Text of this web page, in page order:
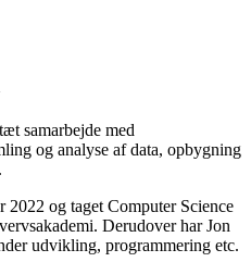
samarbejde med
og analyse af data, opbygning
2022 og taget Computer Science
Derudover har Jon
udvikling, programmering etc.